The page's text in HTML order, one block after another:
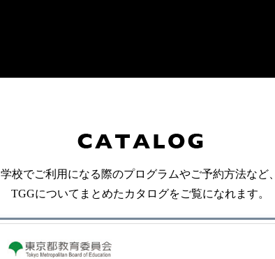
学校でご利用になる際のプログラムやご予約方法など、
TGGについてまとめたカタログをご覧になれます。